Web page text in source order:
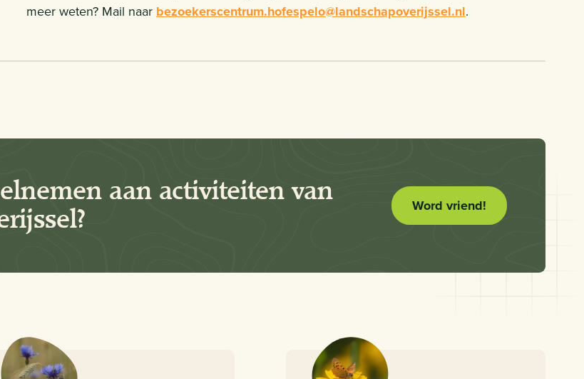
meer weten? Mail naar bezoekerscentrum.hofespelo@landschapoverijssel.nl.
aan activiteiten van
Word vriend!